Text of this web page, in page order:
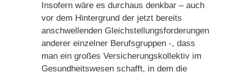
Insofern wäre es durchaus denkbar – auch
vor dem Hintergrund der jetzt bereits
anschwellenden Gleichstellungsforderungen
anderer einzelner Berufsgruppen -, dass
man ein großes Versicherungskollektiv im
Gesundheitswesen schafft, in dem die